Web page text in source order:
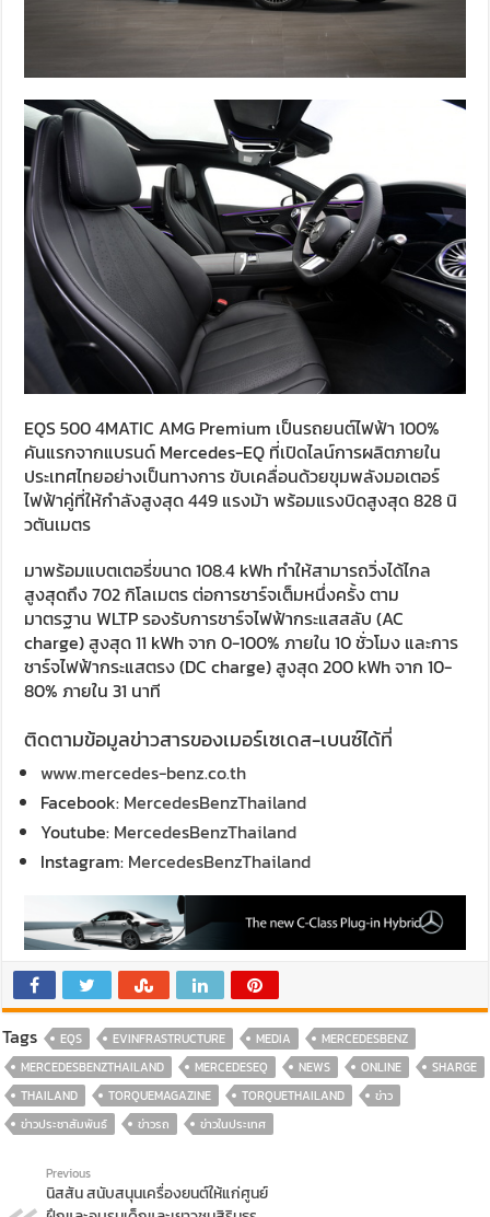
EQS 500 4MATIC AMG Premium เป็นรถยนต์ไฟฟ้า 100%
คันแรกจากแบรนด์ Mercedes-EQ ที่เปิดไลน์การผลิตภายใน
ประเทศไทยอย่างเป็นทางการ ขับเคลื่อนด้วยขุมพลังมอเตอร์
ไฟฟ้าคู่ที่ให้กำลังสูงสุด 449 แรงม้า พร้อมแรงบิดสูงสุด 828 นิ
วตันเมตร
มาพร้อมแบตเตอรี่ขนาด 108.4 kWh ทำให้สามารถวิ่งได้ไกล
สูงสุดถึง 702 กิโลเมตร ต่อการชาร์จเต็มหนึ่งครั้ง ตาม
มาตรฐาน WLTP รองรับการชาร์จไฟฟ้ากระแสสลับ (AC
charge) สูงสุด 11 kWh จาก 0-100% ภายใน 10 ชั่วโมง และการ
ชาร์จไฟฟ้ากระแสตรง (DC charge) สูงสุด 200 kWh จาก 10-
80% ภายใน 31 นาที
ติดตามข้อมูลข่าวสารของเมอร์เซเดส-เบนซ์ได้ที่
www.mercedes-benz.co.th
Facebook: MercedesBenzThailand
Youtube: MercedesBenzThailand
Instagram: MercedesBenzThailand
Tags EQS EVINFRASTRUCTURE MEDIA
MERCEDESBENZ
MERCEDESBENZTHAILAND
MERCEDESEQ NEWS ONLINE
SHARGE
THAILAND
TORQUEMAGAZINE TORQUETHAILAND
ข่าว
ข่าวประชาสัมพันธ์
ข่าวรถ ข่าวในประเทศ
Previous
นิสสัน สนับสนุนเครื่องยนต์ให้แก่ศูนย์